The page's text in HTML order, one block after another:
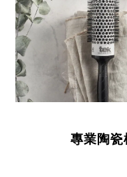
專業陶